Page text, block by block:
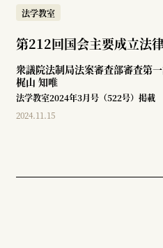
法学教室
第212回国会主要成立法
衆議院法制局法案審査部審査第
梶山 知唯
法学教室2024年3月号（522号）掲載
2024.11.15